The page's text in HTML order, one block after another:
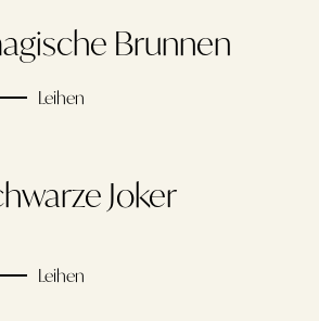
Brunnen
Leihen
Joker
Leihen